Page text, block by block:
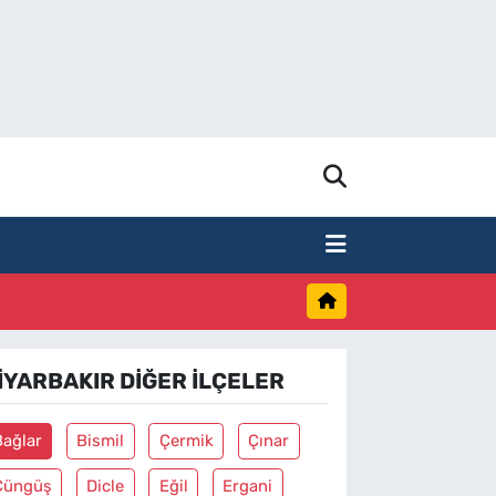
DIĞER İLÇELER
Bismil Çermik Çınar
Dicle Eğil Ergani